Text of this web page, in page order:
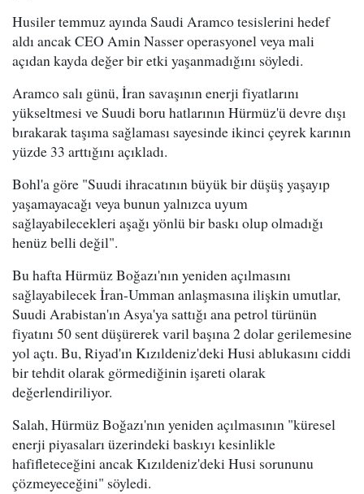
Husiler temmuz ayında Saudi Aramco tesislerini hedef
aldı ancak CEO Amin Nasser operasyonel veya mali
açıdan kayda değer bir etki yaşanmadığını söyledi.
Aramco salı günü, İran savaşının enerji fiyatlarını
yükseltmesi ve Suudi boru hatlarının Hürmüz'ü devre dışı
bırakarak taşıma sağlaması sayesinde ikinci çeyrek karının
yüzde 33 arttığını açıkladı.
Bohl'a göre "Suudi ihracatının büyük bir düşüş yaşayıp
yaşamayacağı veya bunun yalnızca uyum
sağlayabilecekleri aşağı yönlü bir baskı olup olmadığı
henüz belli değil".
Bu hafta Hürmüz Boğazı'nın yeniden açılmasını
sağlayabilecek İran-Umman anlaşmasına ilişkin umutlar,
Suudi Arabistan'ın Asya'ya sattığı ana petrol türünün
fiyatını 50 sent düşürerek varil başına 2 dolar gerilemesine
yol açtı. Bu, Riyad'ın Kızıldeniz'deki Husi ablukasını ciddi
bir tehdit olarak görmediğinin işareti olarak
değerlendiriliyor.
Salah, Hürmüz Boğazı'nın yeniden açılmasının "küresel
enerji piyasaları üzerindeki baskıyı kesinlikle
hafifleteceğini ancak Kızıldeniz'deki Husi sorununu
çözmeyeceğini" söyledi.